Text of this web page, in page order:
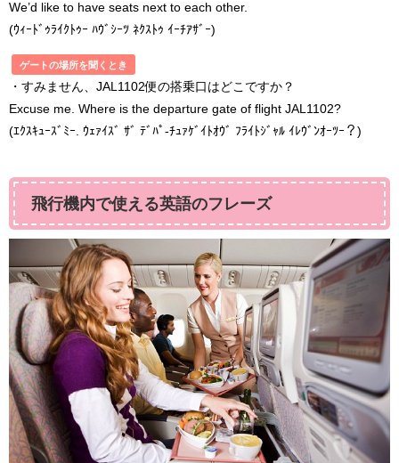
We’d like to have seats next to each other.
(ｳｨｰﾄﾞｩﾗｲｸﾄｩｰ ﾊｳﾞｼｰﾂ ﾈｸｽﾄｩ ｲｰﾁｱｻﾞｰ)
ゲートの場所を聞くとき
・すみません、JAL1102便の搭乗口はどこですか？
Excuse me. Where is the departure gate of flight JAL1102?
(ｴｸｽｷｭｰｽﾞﾐｰ. ｳｪｧｲｽﾞ ｻﾞ ﾃﾞﾊﾟ-ﾁｭｧｹﾞｲﾄｵｳﾞ ﾌﾗｲﾄｼﾞｬﾙ ｲﾚｳﾞﾝｵｰﾂｰ？)
飛行機内で使える英語のフレーズ